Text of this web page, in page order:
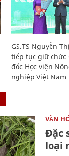
GS.TS Nguyễn
tiếp tục giữ chức
đốc Học viện
nghiệp Việt Nam
VĂN
Đặc
loại